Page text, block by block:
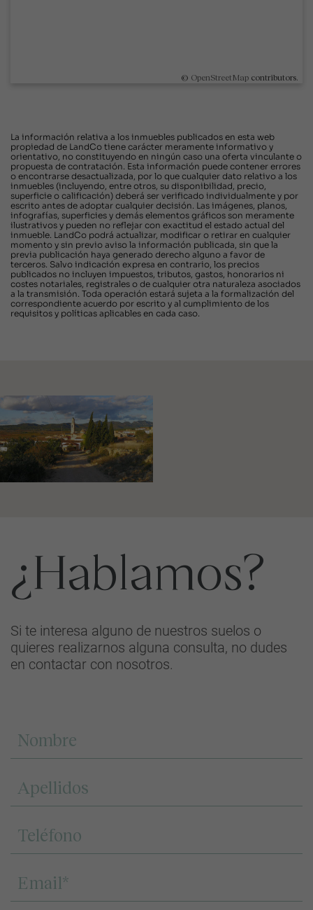
© OpenStreetMap contributors.
La información relativa a los inmuebles publicados en esta web
propiedad de LandCo tiene carácter meramente informativo y
orientativo, no constituyendo en ningún caso una oferta vinculante o
propuesta de contratación. Esta información puede contener errores
o encontrarse desactualizada, por lo que cualquier dato relativo a los
inmuebles (incluyendo, entre otros, su disponibilidad, precio,
superficie o calificación) deberá ser verificado individualmente y por
escrito antes de adoptar cualquier decisión. Las imágenes, planos,
infografías, superficies y demás elementos gráficos son meramente
ilustrativos y pueden no reflejar con exactitud el estado actual del
inmueble. LandCo podrá actualizar, modificar o retirar en cualquier
momento y sin previo aviso la información publicada, sin que la
previa publicación haya generado derecho alguno a favor de
terceros. Salvo indicación expresa en contrario, los precios
publicados no incluyen impuestos, tributos, gastos, honorarios ni
costes notariales, registrales o de cualquier otra naturaleza asociados
a la transmisión. Toda operación estará sujeta a la formalización del
correspondiente acuerdo por escrito y al cumplimiento de los
requisitos y políticas aplicables en cada caso.
¿Hablamos?
Si te interesa alguno de nuestros suelos o
quieres realizarnos alguna consulta, no dudes
en contactar con nosotros.